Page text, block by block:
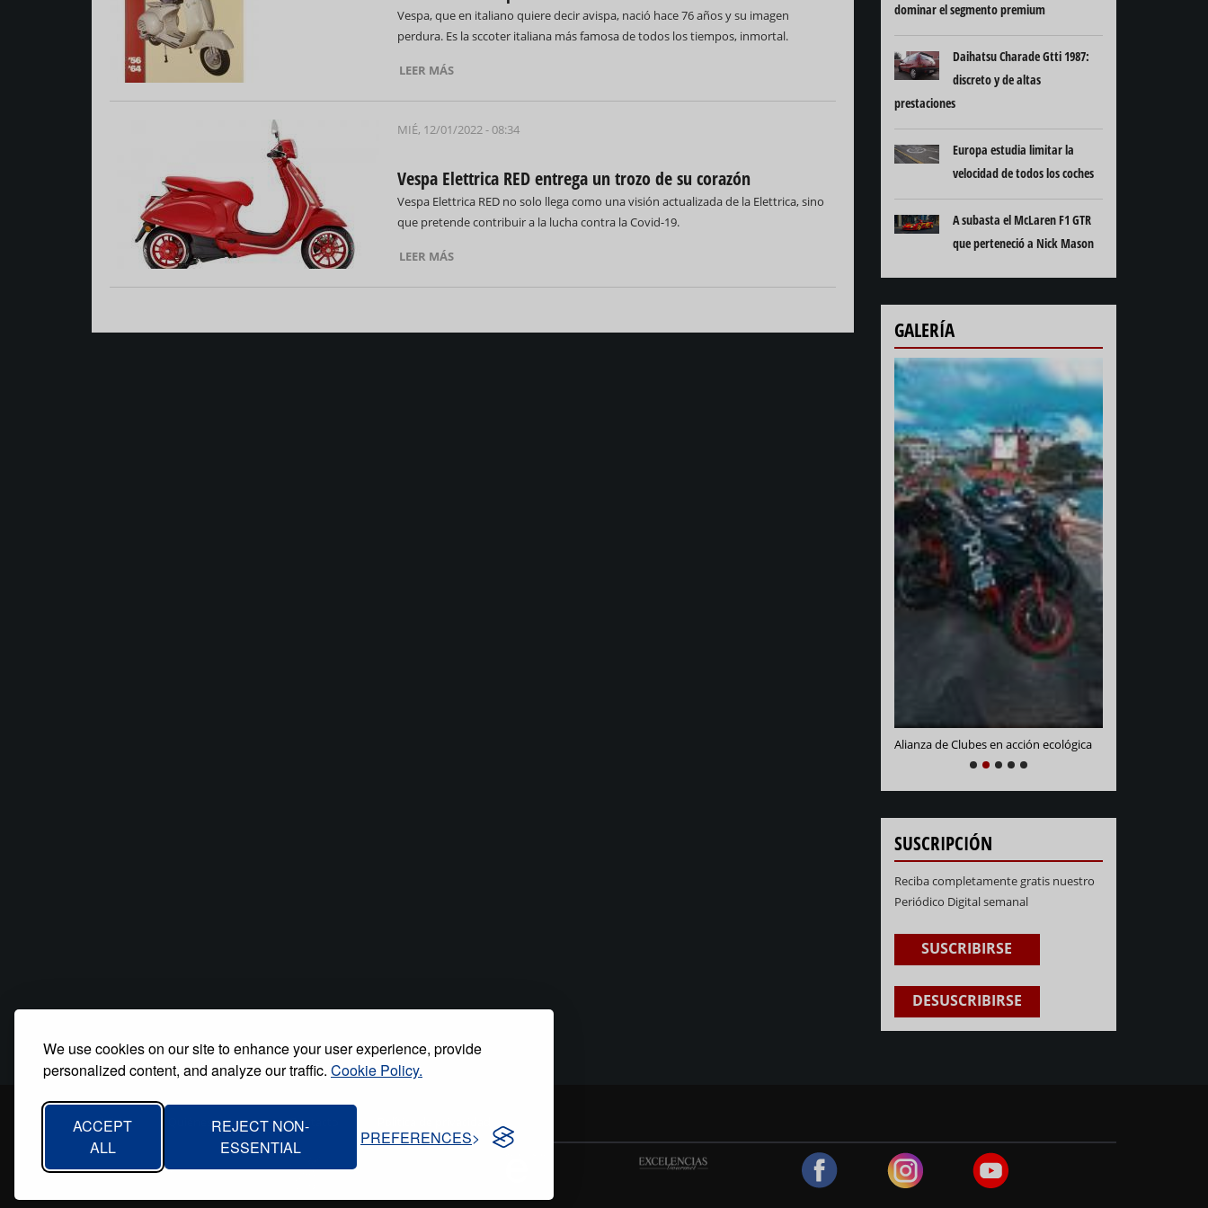
We use cookies on our site to enhance your user experience, provide
personalized content, and analyze our traffic. Cookie Policy.
ACCEPT
ALL
REJECT NON-
ESSENTIAL
PREFERENCES
Vespa, que en italiano quiere decir avispa, nació hace 76 años y su imagen
perdura. Es la sccoter italiana más famosa de todos los tiempos, inmortal.
LEER MÁS
MIÉ, 12/01/2022 - 08:34
Vespa Elettrica RED entrega un trozo de su corazón
Vespa Elettrica RED no solo llega como una visión actualizada de la Elettrica, sino
que pretende contribuir a la lucha contra la Covid-19.
LEER MÁS
dominar el segmento premium
Daihatsu Charade Gtti 1987:
discreto y de altas
prestaciones
Europa estudia limitar la
velocidad de todos los coches
A subasta el McLaren F1 GTR
que perteneció a Nick Mason
GALERÍA
Alianza de Clubes en acción ecológica
PREVIOUS
SUSCRIPCIÓN
Reciba completamente gratis nuestro
Periódico Digital semanal
SUSCRIBIRSE
DESUSCRIBIRSE
Footer
menu
Inicio Quiénes somos Contacto